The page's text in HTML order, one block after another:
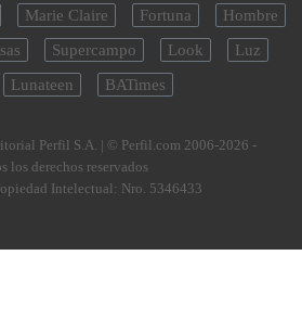
Marie Claire Fortuna
Hombre
Supercampo Look
Luz
Lunateen BATimes
Perfil S.A. | © Perfil.com 2006-2026 -
los derechos reservados
Intelectual: Nro. 5346433